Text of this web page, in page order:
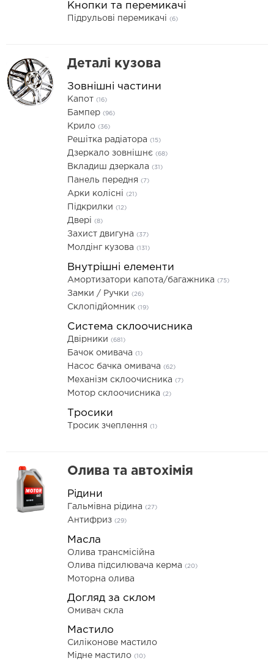
Кнопки та перемикачі
Підрульові перемикачі (6)
Деталі кузова
Зовнішні частини
Капот (16)
Бампер (96)
Крило (36)
Решітка радіатора (15)
Дзеркало зовнішнє (68)
Вкладиш дзеркала (31)
Панель передня (7)
Арки колісні (21)
Підкрилки (12)
Двері (8)
Захист двигуна (37)
Молдінг кузова (131)
Внутрішні елементи
Амортизатори капота/багажника (75)
Замки / Ручки (26)
Склопідйомник (19)
Система склоочисника
Двірники (681)
Бачок омивача (1)
Насос бачка омивача (62)
Механізм склоочисника (7)
Мотор склоочисника (2)
Тросики
Тросик зчеплення (1)
Олива та автохімія
Рідини
Гальмівна рідина (27)
Антифриз (29)
Масла
Олива трансмісійна
Олива підсилювача керма (20)
Моторна олива
Догляд за склом
Омивач скла
Мастило
Силіконове мастило
Мідне мастило (10)